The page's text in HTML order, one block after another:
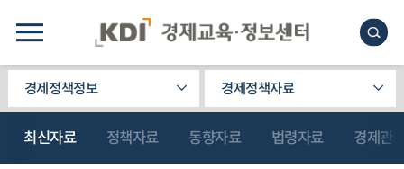
경제정책정보 경제정책자료
최신자료 정책자료 동향자료 법령자료 경제관